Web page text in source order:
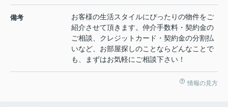
備考
お客様の生活スタイルにぴったりの物件をご
紹介させて頂きます。仲介手数料・契約金の
ご相談、クレジットカード・契約金の分割払
いなど、お部屋探しのことならどんなことで
も、まずはお気軽にご相談下さい！
情報の見方